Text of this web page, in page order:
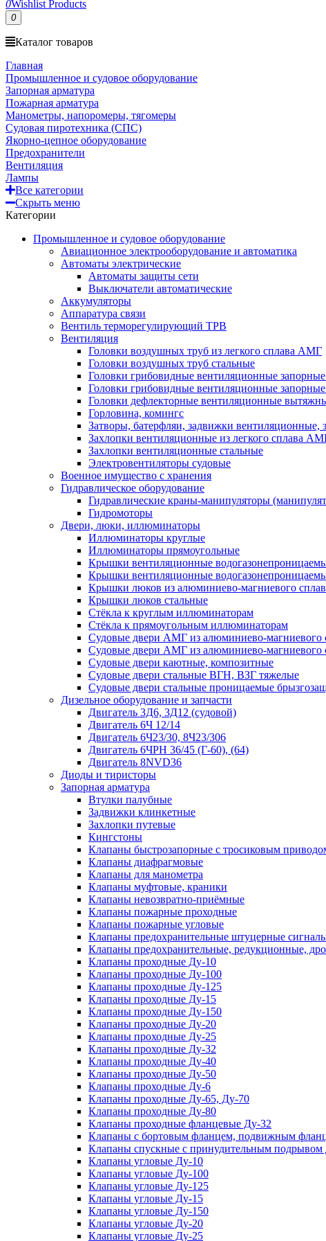
0Wishlist Products
0
Каталог товаров
Главная
Промышленное и судовое оборудование
Запорная арматура
Пожарная арматура
Манометры, напоромеры, тягомеры
Судовая пиротехника (СПС)
Якорно-цепное оборудование
Предохранители
Вентиляция
Лампы
Все категории
Скрыть меню
Категории
Промышленное и судовое оборудование
Авиационное электрооборудование и автоматика
Автоматы электрические
Автоматы защиты сети
Выключатели автоматические
Аккумуляторы
Аппаратура связи
Вентиль терморегулирующий ТРВ
Вентиляция
Головки воздушных труб из легкого сплава АМГ
Головки воздушных труб стальные
Головки грибовидные вентиляционные
Головки грибовидные вентиляционные
Головки дефлекторные вентиляционные
Горловина, комингс
Затворы, батерфляи, задвижки вентиляционные,
Захлопки вентиляционные из легкого сплава
Захлопки вентиляционные стальные
Электровентиляторы судовые
Военное имущество с хранения
Гидравлическое оборудование
Гидравлические краны-манипуляторы
Гидромоторы
Двери, люки, иллюминаторы
Иллюминаторы круглые
Иллюминаторы прямоугольные
Крышки вентиляционные
Крышки вентиляционные
Крышки люков из алюминиево-магниевого
Крышки люков стальные
Стёкла к круглым иллюминаторам
Стёкла к прямоугольным иллюминаторам
Судовые двери АМГ из алюминиево-
Судовые двери АМГ из алюминиево-магниевого
Судовые двери каютные, композитные
Судовые двери стальные ВГН, ВЗГ тяжелые
Судовые двери стальные проницаемые
Дизельное оборудование и запчасти
Двигатель 3Д6, 3Д12 (судовой)
Двигатель 6Ч 12/14
Двигатель 6Ч23/30, 8Ч23/306
Двигатель 6ЧРН 36/45 (Г-60), (64)
Двигатель 8NVD36
Диоды и тиристоры
Запорная арматура
Втулки палубные
Задвижки клинкетные
Захлопки путевые
Кингстоны
Клапаны быстрозапорные с тросиковым
Клапаны диафрагмовые
Клапаны для манометра
Клапаны муфтовые, краники
Клапаны невозвратно-приёмные
Клапаны пожарные проходные
Клапаны пожарные угловые
Клапаны предохранительные штуцерные
Клапаны предохранительные, редукционные,
Клапаны проходные Ду-10
Клапаны проходные Ду-100
Клапаны проходные Ду-125
Клапаны проходные Ду-15
Клапаны проходные Ду-150
Клапаны проходные Ду-20
Клапаны проходные Ду-25
Клапаны проходные Ду-32
Клапаны проходные Ду-40
Клапаны проходные Ду-50
Клапаны проходные Ду-6
Клапаны проходные Ду-65, Ду-70
Клапаны проходные Ду-80
Клапаны проходные фланцевые Ду-32
Клапаны с бортовым фланцем, подвижным
Клапаны спускные с принудительным подрывом
Клапаны угловые Ду-10
Клапаны угловые Ду-100
Клапаны угловые Ду-125
Клапаны угловые Ду-15
Клапаны угловые Ду-150
Клапаны угловые Ду-20
Клапаны угловые Ду-25